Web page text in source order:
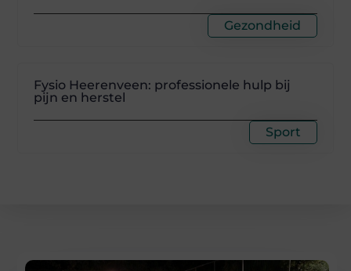
Gezondheid
Fysio Heerenveen: professionele hulp bij
pijn en herstel
Sport